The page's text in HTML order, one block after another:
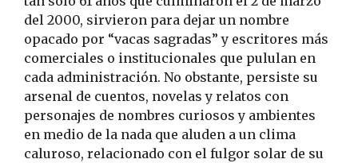
del 2000, sirvieron para dejar un nombre
opacado por “vacas sagradas” y escritores más
comerciales o institucionales que pululan en
cada administración. No obstante, persiste su
arsenal de cuentos, novelas y relatos con
personajes de nombres curiosos y ambientes
en medio de la nada que aluden a un clima
caluroso, relacionado con el fulgor solar de su